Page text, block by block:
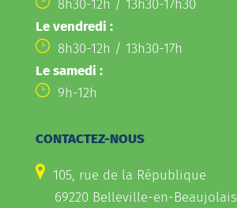
8h30-12h / 13h30-17h30
Le vendredi :
8h30-12h / 13h30-17h
Le samedi :
9h-12h
CONTACTEZ-NOUS
105, rue de la République
69220 Belleville-en-Beaujolais